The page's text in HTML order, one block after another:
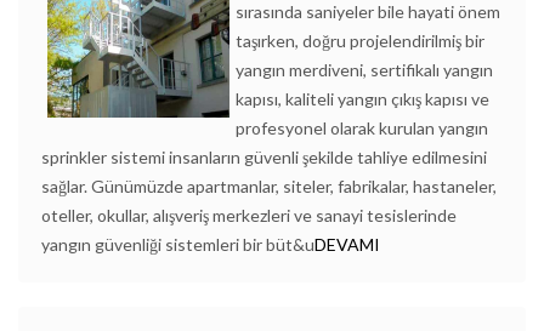
sırasında saniyeler bile hayati önem
taşırken, doğru projelendirilmiş bir
yangın merdiveni, sertifikalı yangın
kapısı, kaliteli yangın çıkış kapısı ve
profesyonel olarak kurulan yangın
sprinkler sistemi insanların güvenli şekilde tahliye edilmesini
sağlar. Günümüzde apartmanlar, siteler, fabrikalar, hastaneler,
oteller, okullar, alışveriş merkezleri ve sanayi tesislerinde
yangın güvenliği sistemleri bir büt&uDEVAMI